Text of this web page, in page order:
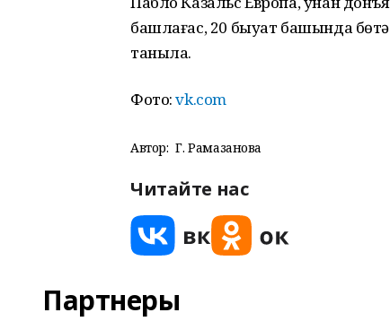
башлағас, 20 быуат башында
таныла.
Фото:vk.com
Автор: Г. Рамазанова
Читайте нас
Партнеры